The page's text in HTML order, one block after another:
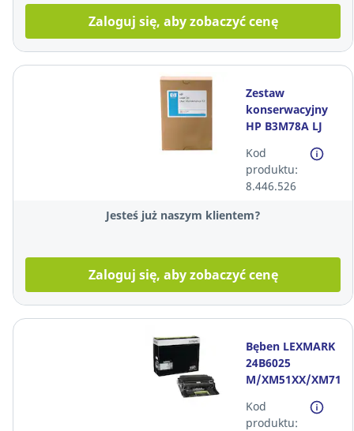
Zaloguj się, aby zobaczyć cenę
Zestaw
konserwacyjny
HP B3M78A LJ
M630*
Kod
produktu:
8.446.526
Jesteś już naszym klientem?
Zaloguj się, aby zobaczyć cenę
Bęben LEXMARK
24B6025
M/XM51XX/
Kod
produktu: